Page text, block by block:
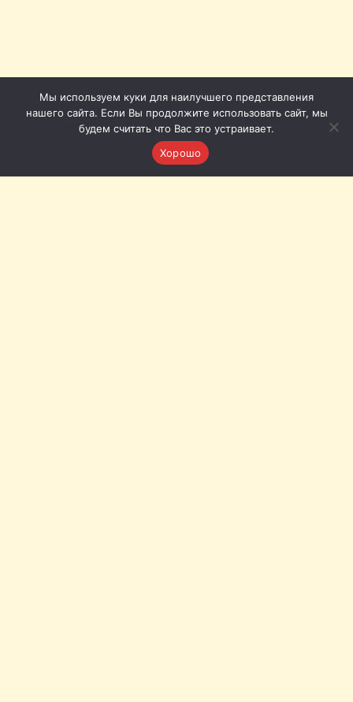
Мы используем куки для наилучшего представления
нашего сайта. Если Вы продолжите использовать сайт, мы
будем считать что Вас это устраивает.
Хорошо